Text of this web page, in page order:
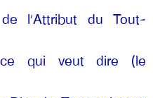
l’Attribut du Tout-
ce qui veut dire (le